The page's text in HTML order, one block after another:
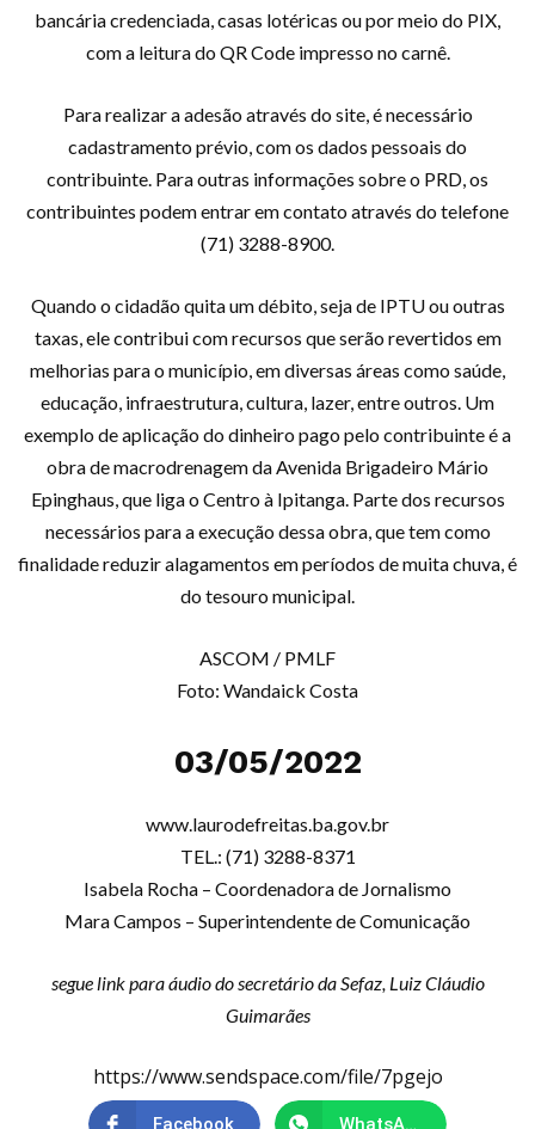
bancária credenciada, casas lotéricas ou por meio do PIX,
com a leitura do QR Code impresso no carnê.
Para realizar a adesão através do site, é necessário
cadastramento prévio, com os dados pessoais do
contribuinte. Para outras informações sobre o PRD, os
contribuintes podem entrar em contato através do telefone
(71) 3288-8900.
Quando o cidadão quita um débito, seja de IPTU ou outras
taxas, ele contribui com recursos que serão revertidos em
melhorias para o município, em diversas áreas como saúde,
educação, infraestrutura, cultura, lazer, entre outros. Um
exemplo de aplicação do dinheiro pago pelo contribuinte é a
obra de macrodrenagem da Avenida Brigadeiro Mário
Epinghaus, que liga o Centro à Ipitanga. Parte dos recursos
necessários para a execução dessa obra, que tem como
finalidade reduzir alagamentos em períodos de muita chuva, é
do tesouro municipal.
ASCOM / PMLF
Foto: Wandaick Costa
03/05/2022
www.laurodefreitas.ba.gov.br
TEL.: (71) 3288-8371
Isabela Rocha – Coordenadora de Jornalismo
Mara Campos – Superintendente de Comunicação
segue link para áudio do secretário da Sefaz, Luiz Cláudio
Guimarães
https://www.sendspace.com/file/7pgejo
Facebook WhatsApp